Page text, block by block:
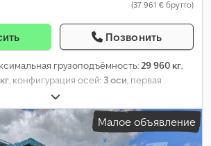
(37 961 € брутто)
Позвонить
грузоподъёмность:29 960 кг,
, конфигурация осей: 3 оси, первая
, следующая проверка (TÜV):
9 890 мм, ширина пространства для
, высота грузового отсека:2 070 мм, объем
50 м³ , общая ширина: 2 550 мм
Малое объявление